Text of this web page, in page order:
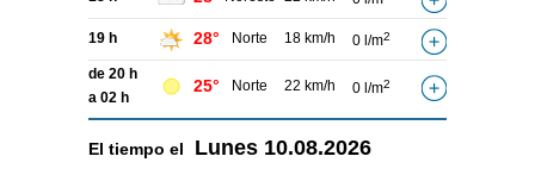
19 h 28° Norte 18 km/h 0 l/m2
de 20 h
a 02 h
25° Norte 22 km/h 0 l/m2
El tiempo el Lunes 10.08.2026